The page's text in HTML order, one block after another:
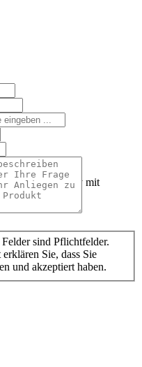
braunes Pony mit
sind Pflichtfelder.
Sie, dass Sie
und akzeptiert haben.